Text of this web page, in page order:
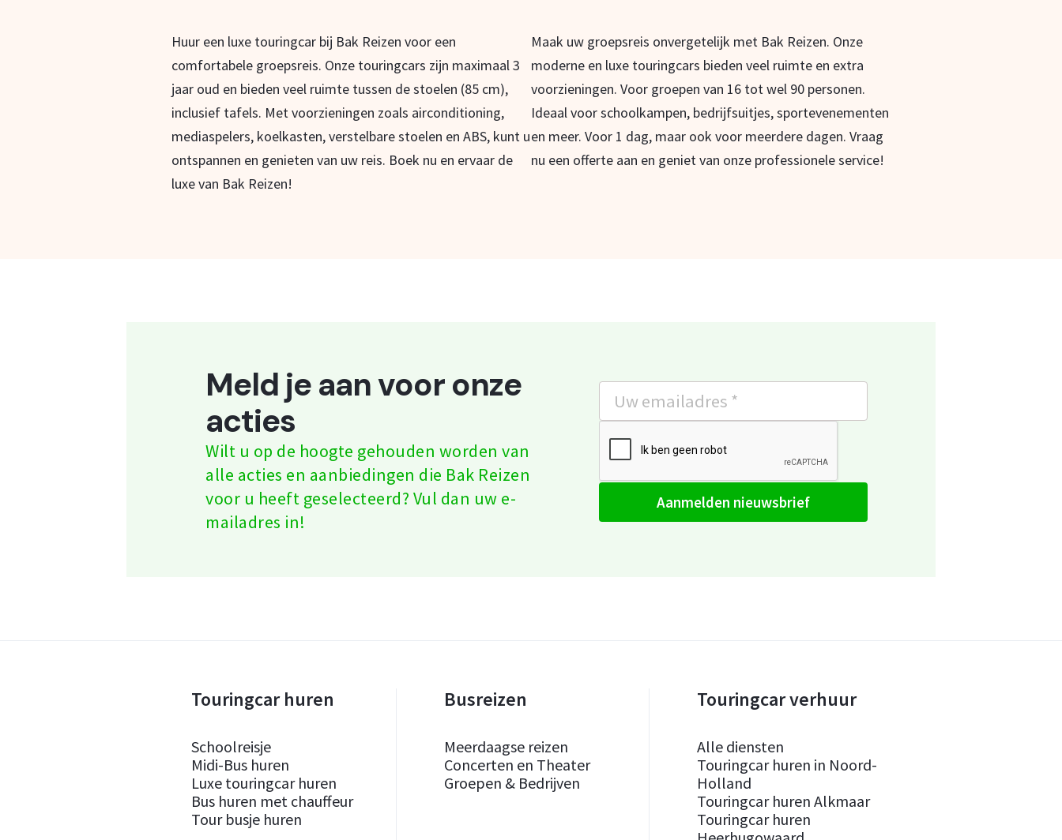
Huur een luxe touringcar bij Bak Reizen voor een
comfortabele groepsreis. Onze touringcars zijn maximaal 3
jaar oud en bieden veel ruimte tussen de stoelen (85 cm),
inclusief tafels. Met voorzieningen zoals airconditioning,
mediaspelers, koelkasten, verstelbare stoelen en ABS, kunt u
ontspannen en genieten van uw reis. Boek nu en ervaar de
luxe van Bak Reizen!
Maak uw groepsreis onvergetelijk met Bak Reizen. Onze
moderne en luxe touringcars bieden veel ruimte en extra
voorzieningen. Voor groepen van 16 tot wel 90 personen.
Ideaal voor schoolkampen, bedrijfsuitjes, sportevenementen
en meer. Voor 1 dag, maar ook voor meerdere dagen. Vraag
nu een offerte aan en geniet van onze professionele service!
Meld je aan voor onze
acties
Wilt u op de hoogte gehouden worden van
alle acties en aanbiedingen die Bak Reizen
voor u heeft geselecteerd? Vul dan uw e-
mailadres in!
aanmelden nieuwsbrief
Touringcar huren
Schoolreisje
Midi-Bus huren
Luxe touringcar huren
Bus huren met chauffeur
Tour busje huren
Busreizen
Meerdaagse reizen
Concerten en Theater
Groepen & Bedrijven
Touringcar verhuur
Alle diensten
Touringcar huren in Noord-
Holland
Touringcar huren Alkmaar
Touringcar huren